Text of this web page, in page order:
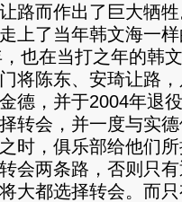
路而作出了巨大牺
上了当年韩文海一
在当打之年的韩文
将陈东、安琦让路
德，并于2004年退
转会，并一度与实
时，俱乐部给他们
会两条路，否则只
大都选择转会。而